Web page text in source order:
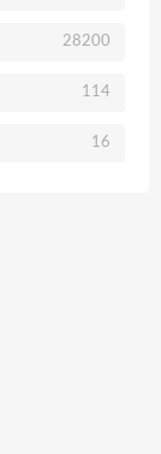
28200
114
16